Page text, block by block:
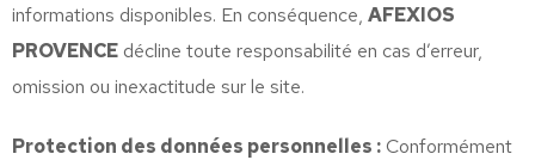
informations disponibles. En conséquence, AFEXIOS
PROVENCE décline toute responsabilité en cas d’erreur,
omission ou inexactitude sur le site.
Protection des données personnelles :Conformément